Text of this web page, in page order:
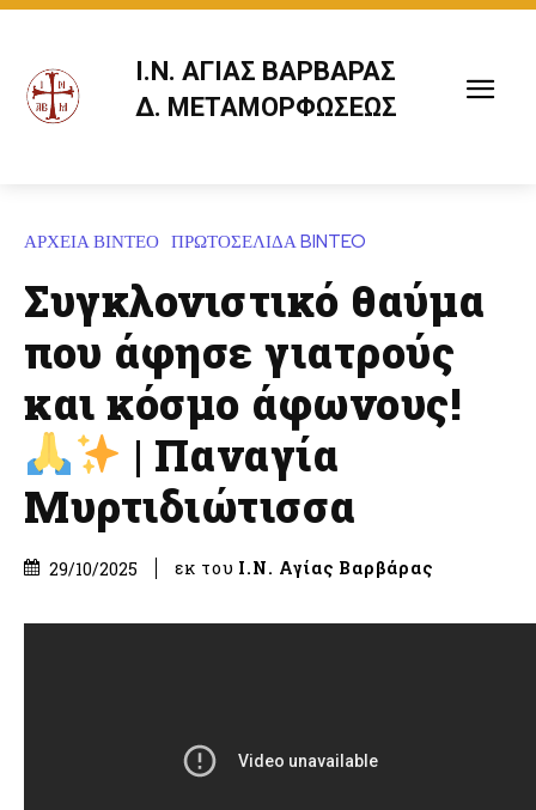
Ι.Ν. ΑΓΙΑΣ ΒΑΡΒΑΡΑΣ
Δ. ΜΕΤΑΜΟΡΦΩΣΕΩΣ
ΑΡΧΕΙΑ ΒΙΝΤΕΟ ΠΡΩΤΟΣΕΛΙΔΑ BINTEO
Συγκλονιστικό θαύμα
που άφησε γιατρούς
και κόσμο άφωνους!
| Παναγία
Μυρτιδιώτισσα
29/10/2025 εκ του Ι.Ν. Αγίας Βαρβάρας